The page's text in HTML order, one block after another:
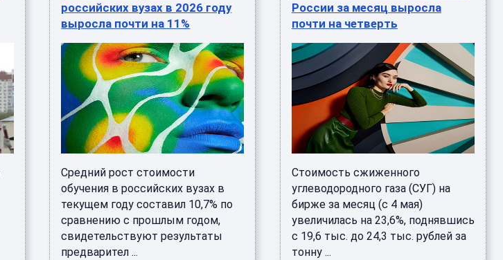
российских вузах в 2026 году
выросла почти на 11%
Средний рост стоимости
обучения в российских вузах в
текущем году составил 10,7% по
сравнению с прошлым годом,
свидетельствуют результаты
предварител ...
России за месяц выросла
почти на четверть
Стоимость сжиженного
углеводородного газа (СУГ) на
бирже за месяц (с 4 мая)
увеличилась на 23,6%, поднявшись
с 19,6 тыс. до 24,3 тыс. рублей за
тонну ...